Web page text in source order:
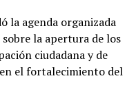
la agenda organizada
la apertura de los
ciudadana y de
el fortalecimiento del